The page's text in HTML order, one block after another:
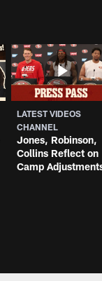
LATEST VIDEOS
CHANNEL
Jones, Robinson,
Collins Reflect on
Camp